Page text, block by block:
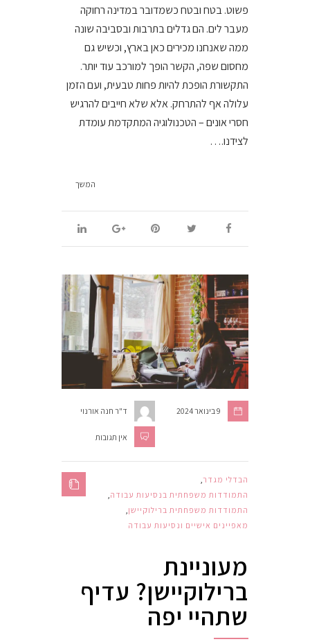
פשוט. בטח ובטח כשמדובר במדינה רחוקה
מעבר לים. הם גדלים בתרבות ובסביבה שונה
ממה שאנחנו מכירים כאן בארץ, וכשיש גם
מחסום שפה, הקשר הופך למורכב עוד יותר.
התקשורת הופכת להיות פחות טבעית, ועם הזמן
עלולה אף להתרחק. אלא שלא חייבים להרגיש
חסרי אונים – הטכנולוגיה המתקדמת עומדת
לצידנו.…
המשך
ד"ר חנה אורנוי 9 בינואר 2024
אין תגובות
הבדלי מגדר,
התמודדות משפחתית בנסיעות עבודה,
התמודדות משפחתית ברילוקיישן,
מאפיינים אישיים ונסיעות עבודה
מעוניינת
ברילוקיישן? עדיף
שתהיי יפה